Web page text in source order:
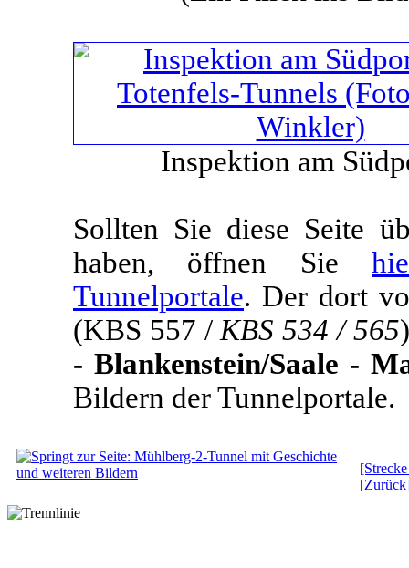
Inspektion am
Sollten Sie diese Seite
haben, öffnen Sie
Tunnelportale. Der dort
(KBS 557 / KBS 534 / 565
- Blankenstein/Saale -
Bildern der Tunnelportale.